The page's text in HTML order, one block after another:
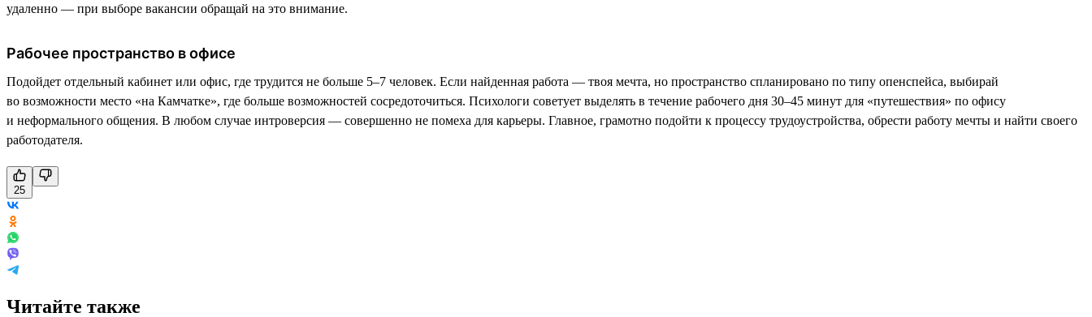
удаленно — при выборе вакансии обращай на это внимание.
Рабочее пространство в офисе
Подойдет отдельный кабинет или офис, где трудится не больше 5–7 человек. Если найденная работа — твоя мечта, но пространство спланировано по типу опенспейса, выбирай
во возможности место «на Камчатке», где больше возможностей сосредоточиться. Психологи советует выделять в течение рабочего дня 30–45 минут для «путешествия» по офису
и неформального общения. В любом случае интроверсия — совершенно не помеха для карьеры. Главное, грамотно подойти к процессу трудоустройства, обрести работу мечты и найти своего
работодателя.
25
Читайте также